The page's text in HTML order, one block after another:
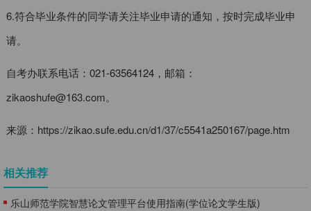
6.符合毕业条件的同学请关注毕业申请的通知，按时完成毕业申
请。
自考办联系电话：021-63564124，邮箱：
zikaoshufe@163.com。
来源：https://zikao.sufe.edu.cn/d1/37/c5541a250167/page.htm
相关推荐
乐山师范学院智慧论文管理平台使用指南(学位论文学生版)